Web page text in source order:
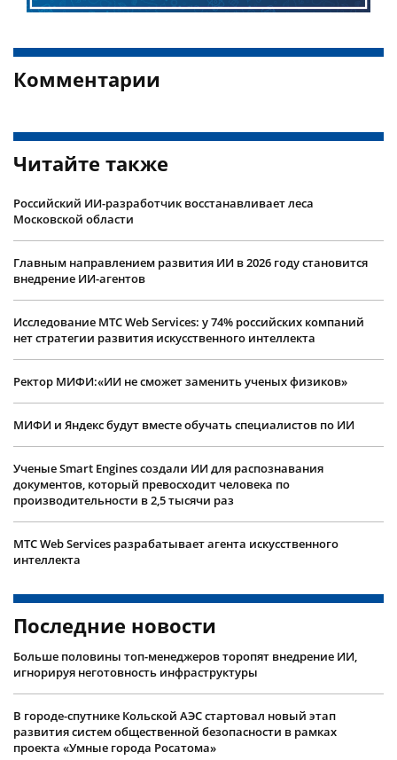
Комментарии
Читайте также
Российский ИИ-разработчик восстанавливает леса
Московской области
Главным направлением развития ИИ в 2026 году становится
внедрение ИИ-агентов
Исследование МТС Web Services: у 74% российских компаний
нет стратегии развития искусственного интеллекта
Ректор МИФИ:«ИИ не сможет заменить ученых физиков»
МИФИ и Яндекс будут вместе обучать специалистов по ИИ
Ученые Smart Engines создали ИИ для распознавания
документов, который превосходит человека по
производительности в 2,5 тысячи раз
МТС Web Services разрабатывает агента искусственного
интеллекта
Последние новости
Больше половины топ-менеджеров торопят внедрение ИИ,
игнорируя неготовность инфраструктуры
В городе-спутнике Кольской АЭС стартовал новый этап
развития систем общественной безопасности в рамках
проекта «Умные города Росатома»